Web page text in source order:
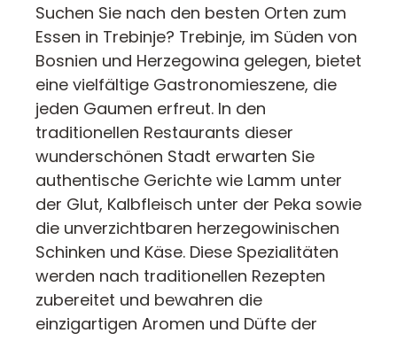
Suchen Sie nach den besten Orten zum
Essen in Trebinje? Trebinje, im Süden von
Bosnien und Herzegowina gelegen, bietet
eine vielfältige Gastronomieszene, die
jeden Gaumen erfreut. In den
traditionellen Restaurants dieser
wunderschönen Stadt erwarten Sie
authentische Gerichte wie Lamm unter
der Glut, Kalbfleisch unter der Peka sowie
die unverzichtbaren herzegowinischen
Schinken und Käse. Diese Spezialitäten
werden nach traditionellen Rezepten
zubereitet und bewahren die
einzigartigen Aromen und Düfte der